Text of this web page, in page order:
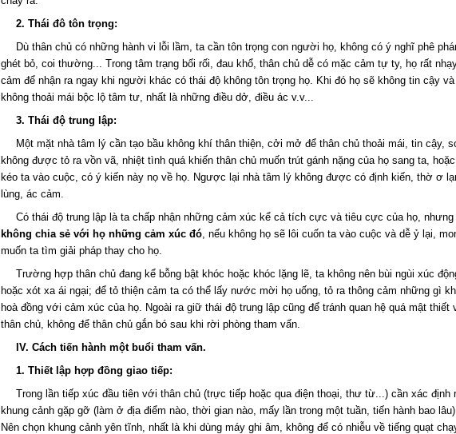
2. Thái đô tôn trọng:
Dù thân chủ có những hành vi lỗi lầm, ta cần tôn trọng con người họ, không có ý nghĩ phê
ghét bỏ, coi thường... Trong tâm trạng bối rối, đau khổ, thân chủ dễ có mặc cảm tự ty, họ rất
cảm để nhận ra ngay khi người khác có thái độ không tôn trọng họ. Khi đó họ sẽ không tin cậy và
không thoải mái bộc lộ tâm tư, nhất là những điều dở, điều ác v.v...
3. Thái độ trung lập:
Một mặt nhà tâm lý cần tạo bầu không khí thân thiện, cởi mở để thân chủ thoải mái, tin cậy,
không được tỏ ra vồn vã, nhiệt tình quá khiến thân chủ muốn trút gánh nặng của họ sang ta,
kéo ta vào cuộc, có ý kiến này nọ về họ. Ngược lại nhà tâm lý không được có định kiến, thờ ơ
lùng, ác cảm.
Có thái độ trung lập là ta chấp nhận những cảm xúc kể cả tích cực và tiêu cực của họ, nhưng
không chia sẻ với họ những cảm xúc đó, nếu không họ sẽ lôi cuốn ta vào cuộc và dễ ỷ lại,
muốn ta tìm giải pháp thay cho họ.
Trường hợp thân chủ đang kể bỗng bật khóc hoặc khóc lặng lẽ, ta không nên bùi ngùi xúc
hoặc xót xa ái ngại; để tỏ thiện cảm ta có thể lấy nước mời họ uống, tỏ ra thông cảm những gì
hoà đồng với cảm xúc của họ. Ngoài ra giữ thái độ trung lập cũng để tránh quan hệ quá mật thiết
thân chủ, không để thân chủ gắn bó sau khi rời phòng tham vấn.
IV. Cách tiến hành một buổi tham vấn.
1. Thiết lập hợp đồng giao tiếp:
Trong lần tiếp xúc đầu tiên với thân chủ (trực tiếp hoặc qua điện thoại, thư từ...) cần xác định
khung cảnh gặp gỡ (làm ở địa điểm nào, thời gian nào, mấy lần trong một tuần, tiến hành bao
Nên chọn khung cảnh yên tĩnh, nhất là khi dùng máy ghi âm, không để có nhiễu về tiếng quạt